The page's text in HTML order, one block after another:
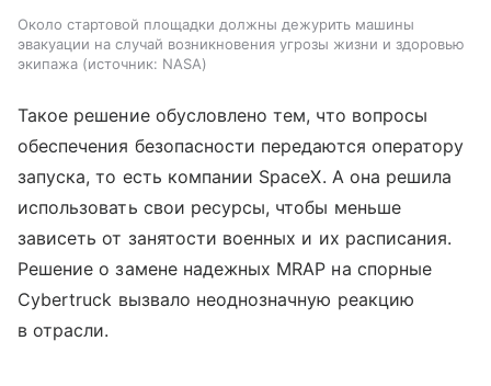
Около стартовой площадки должны дежурить машины
эвакуации на случай возникновения угрозы жизни и здоровью
экипажа
источник: NASA
Такое решение обусловлено тем, что вопросы
обеспечения безопасности передаются оператору
запуска, то есть компании SpaceX. А она решила
использовать свои ресурсы, чтобы меньше
зависеть от занятости военных и их расписания.
Решение о замене надежных MRAP на спорные
Cybertruck вызвало неоднозначную реакцию
в отрасли.